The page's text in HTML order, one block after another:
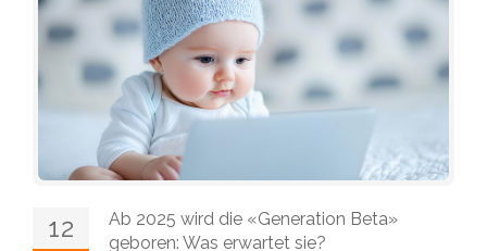
12
Ab 2025 wird die «Generation Beta»
geboren: Was erwartet sie?